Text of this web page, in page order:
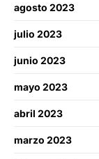
agosto 2023
julio 2023
junio 2023
mayo 2023
abril 2023
marzo 2023